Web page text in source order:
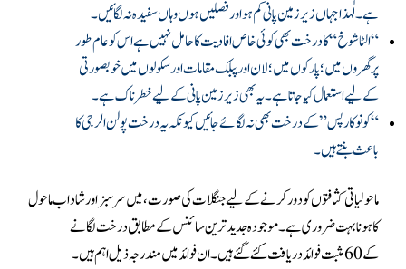
ہے۔لٰہذا جہاں زیرزمین پانی کم ہو اور فصلیں ہوں وہاں سفیدہ نہ لگائیں ۔
“الٹاشوخ “کا درخت بھی کوئی خاص افادیت کا حامل نہیں ہے اس کو عام طور
پر گھروں میں؛ پارکوں میں؛ لان اور پبلک مقامات اور سکولوں میں خوبصورتی
کے لیے استعمال کیا جاتا ہے ۔یہ بھی زیرزمین پانی کے لیے خطرناک ہے ۔
“کونو کارپس” کے درخت بھی نہ لگائےجائیں کیونکہ یہ درخت پولن الرجی کا
باعث بنتے ہیں۔
ماحولیاتی کثافتوں کو دور کرنے کے لیے جنگلات کی صورت ،میں سرسبز اور شاداب ماحول
کا ہونا بہت ضروری ہے۔موجودہ جدید ترین سائنس کے مطابق درخت لگانے
کے 60مثبت فوائد دریافت کئے گئے ہیں۔ ان فوائد میں مندرجہ ذیل اہم ہیں۔